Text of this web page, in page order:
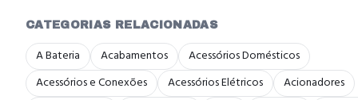
CATEGORIAS RELACIONADAS
A Bateria Acabamentos
Acessórios Domésticos
Acessórios e Conexões
Acessórios Elétricos
Acionadores